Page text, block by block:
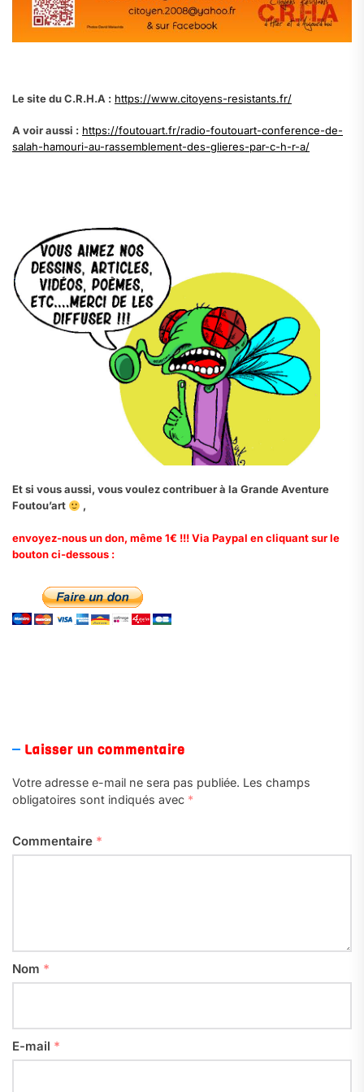
Le site du C.R.H.A : https://www.citoyens-resistants.fr/
A voir aussi : https://foutouart.fr/radio-foutouart-conference-de-
salah-hamouri-au-rassemblement-des-glieres-par-c-h-r-a/
Et si vous aussi, vous voulez contribuer à la Grande Aventure
Foutou’art
,
envoyez-nous un don, même 1€ !!! Via Paypal en cliquant sur le
bouton ci-dessous :
Laisser un commentaire
Votre adresse e-mail ne sera pas publiée. Les champs
obligatoires sont indiqués avec *
Commentaire *
Nom *
E-mail *